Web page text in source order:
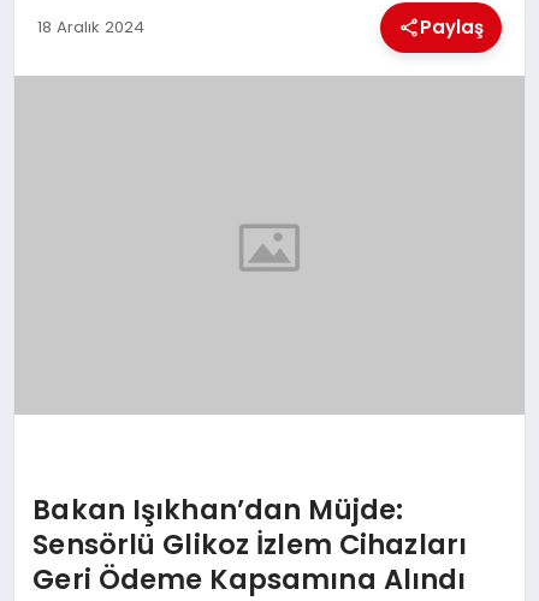
MAGAZIN
18 Aralık 2024 Paylaş
Bakan Işıkhan’dan Müjde:
Sensörlü Glikoz İzlem Cihazları
Geri Ödeme Kapsamına Alındı